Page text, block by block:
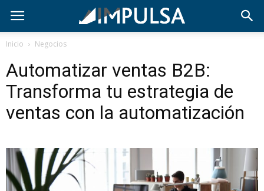
Inicio Negocios
Automatizar ventas B2B:
Transforma tu estrategia de
ventas con la automatización